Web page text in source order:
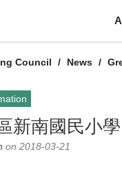
Council News
新南國民小學
on 2018-03-21